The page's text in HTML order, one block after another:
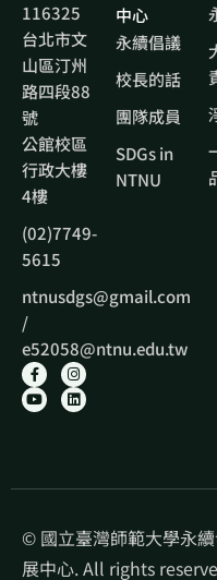
116325
台北市文
山區汀州
路四段88
號
公館校區
行政大樓
4樓
(02)7749-
5615
ntnusdgs@gmail.com
/
e52058@ntnu.edu.tw
中心
永續倡議
校長的話
團隊成員
SDGs in
NTNU
© 國立臺灣師範大學永
展中心. All rights